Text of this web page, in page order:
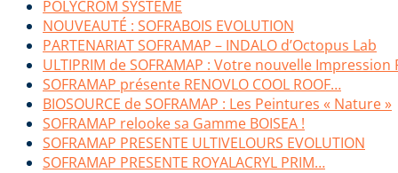
POLYCROM SYSTEME
NOUVEAUTÉ : SOFRABOIS EVOLUTION
PARTENARIAT SOFRAMAP – INDALO d’Octopus Lab
ULTIPRIM de SOFRAMAP : Votre nouvelle
SOFRAMAP présente RENOVLO COOL ROOF…
BIOSOURCE de SOFRAMAP : Les Peintures « Nature »
SOFRAMAP relooke sa Gamme BOISEA !
SOFRAMAP PRESENTE ULTIVELOURS EVOLUTION
SOFRAMAP PRESENTE ROYALACRYL PRIM…